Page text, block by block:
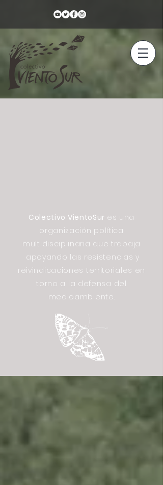
Colectivo VientoSur es una
organización política
multidisciplinaria que trabaja
apoyando las resistencias y
reivindicaciones territoriales en
torno a la defensa del
medioambiente.